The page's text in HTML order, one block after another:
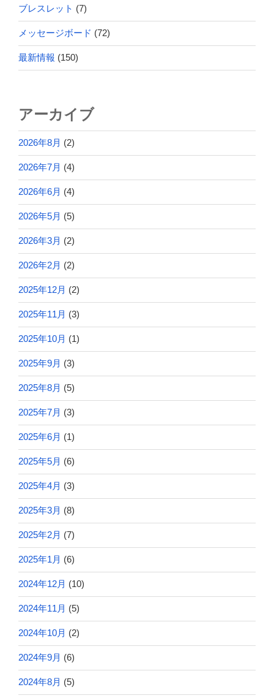
ブレスレット (7)
メッセージボード (72)
最新情報 (150)
アーカイブ
2026年8月 (2)
2026年7月 (4)
2026年6月 (4)
2026年5月 (5)
2026年3月 (2)
2026年2月 (2)
2025年12月 (2)
2025年11月 (3)
2025年10月 (1)
2025年9月 (3)
2025年8月 (5)
2025年7月 (3)
2025年6月 (1)
2025年5月 (6)
2025年4月 (3)
2025年3月 (8)
2025年2月 (7)
2025年1月 (6)
2024年12月 (10)
2024年11月 (5)
2024年10月 (2)
2024年9月 (6)
2024年8月 (5)